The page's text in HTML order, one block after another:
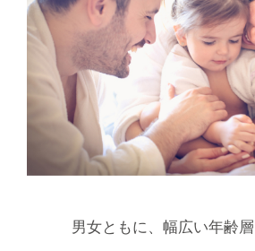
男女ともに、幅広い年齢